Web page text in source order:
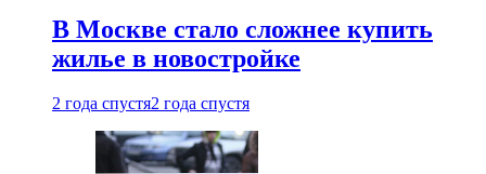
В Москве стало сложнее купить
жилье в новостройке
2 года спустя2 года спустя